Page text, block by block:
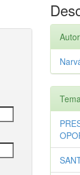
Autor